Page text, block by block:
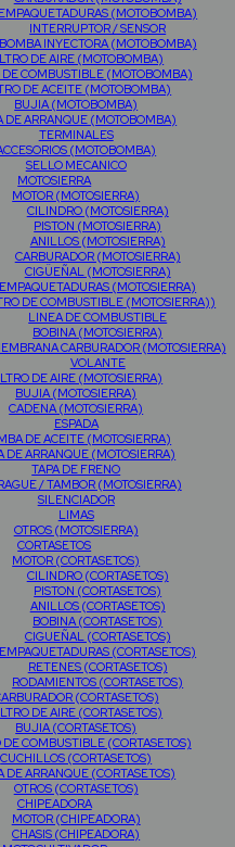
EMPAQUETADURAS (MOTOBOMBA)
INTERRUPTOR / SENSOR
BOMBA INYECTORA (MOTOBOMBA)
DE AIRE (MOTOBOMBA)
DE COMBUSTIBLE (MOTOBOMBA)
DE ACEITE (MOTOBOMBA)
BUJIA (MOTOBOMBA)
DE ARRANQUE (MOTOBOMBA)
TERMINALES
(MOTOBOMBA)
SELLO MECANICO
MOTOSIERRA
MOTOR (MOTOSIERRA)
CILINDRO (MOTOSIERRA)
PISTON (MOTOSIERRA)
ANILLOS (MOTOSIERRA)
CARBURADOR (MOTOSIERRA)
CIGÜEÑAL (MOTOSIERRA)
EMPAQUETADURAS (MOTOSIERRA)
DE COMBUSTIBLE (MOTOSIERRA))
LINEA DE COMBUSTIBLE
BOBINA (MOTOSIERRA)
CARBURADOR (MOTOSIERRA)
VOLANTE
DE AIRE (MOTOSIERRA)
BUJIA (MOTOSIERRA)
CADENA (MOTOSIERRA)
ESPADA
DE ACEITE (MOTOSIERRA)
DE ARRANQUE (MOTOSIERRA)
TAPA DE FRENO
/ TAMBOR (MOTOSIERRA)
SILENCIADOR
LIMAS
OTROS (MOTOSIERRA)
CORTASETOS
MOTOR (CORTASETOS)
CILINDRO (CORTASETOS)
PISTON (CORTASETOS)
ANILLOS (CORTASETOS)
BOBINA (CORTASETOS)
CIGUEÑAL (CORTASETOS)
EMPAQUETADURAS (CORTASETOS)
RETENES (CORTASETOS)
RODAMIENTOS (CORTASETOS)
(CORTASETOS)
DE AIRE (CORTASETOS)
BUJIA (CORTASETOS)
DE COMBUSTIBLE (CORTASETOS)
CUCHILLOS (CORTASETOS)
DE ARRANQUE (CORTASETOS)
OTROS (CORTASETOS)
CHIPEADORA
MOTOR (CHIPEADORA)
CHASIS (CHIPEADORA)